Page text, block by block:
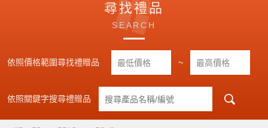
尋找禮品
SEARCH
依照價格範圍尋找禮贈品 ~
依照關鍵字搜尋禮贈品